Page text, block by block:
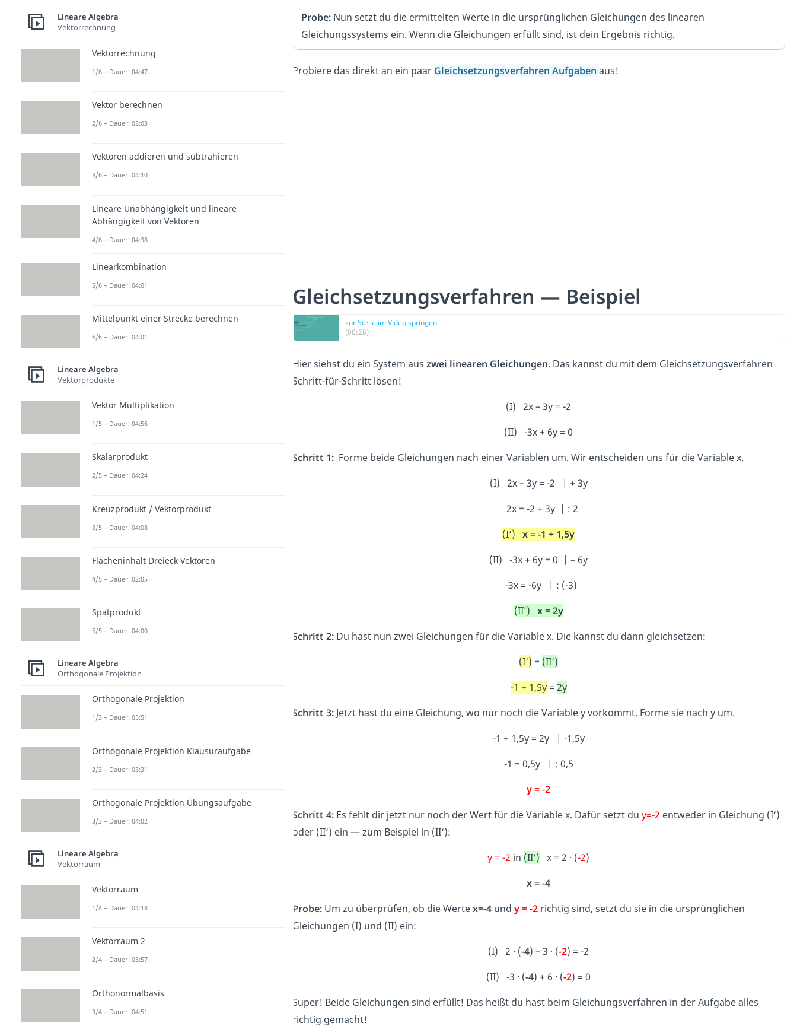
Probe: Nun setzt du die ermittelten Werte in die ursprünglichen Gleichungen des linearen
Gleichungssystems ein. Wenn die Gleichungen erfüllt sind, ist dein Ergebnis richtig.
Probiere das direkt an ein paar Gleichsetzungsverfahren Aufgaben aus!
Gleichsetzungsverfahren — Beispiel
zur Stelle im Video springen
(00:28)
Hier siehst du ein System aus zwei linearen Gleichungen. Das kannst du mit dem Gleichsetzungsverfahren
Schritt-für-Schritt lösen!
(I) 2x – 3y = -2
(II) -3x + 6y = 0
Schritt 1:Forme beide Gleichungen nach einer Variablen um. Wir entscheiden uns für die Variable x.
(I) 2x – 3y = -2 | + 3y
2x = -2 + 3y | : 2
(I‘)x = -1 + 1,5y
(II) -3x + 6y = 0 | – 6y
-3x = -6y | : (-3)
(II‘) x = 2y
Schritt 2:Du hast nun zwei Gleichungen für die Variable x. Die kannst du dann gleichsetzen:
(I‘) = (II‘)
-1 + 1,5y= 2y
Schritt 3:Jetzt hast du eine Gleichung, wo nur noch die Variable y vorkommt. Forme sie nach y um.
-1 + 1,5y = 2y | -1,5y
-1 = 0,5y | : 0,5
y = -2
Schritt 4:Es fehlt dir jetzt nur noch der Wert für die Variable x. Dafür setzt du y=-2 entweder in Gleichung (I‘)
oder (II‘) ein — zum Beispiel in (II‘):
y = -2 in (II‘) x = 2 · (-2)
x = -4
Probe:Um zu überprüfen, ob die Wertex=-4und y = -2richtig sind, setzt du sie in die ursprünglichen
Gleichungen (I) und (II) ein:
(I) 2 · (-4) – 3 · (-2) = -2
(II) -3 · (-4) + 6 · (-2) = 0
Super! Beide Gleichungen sind erfüllt! Das heißt du hast beim Gleichungsverfahren in der Aufgabe alles
richtig gemacht!
Lineare Algebra
Vektorrechnung
Vektorrechnung
1/6 – Dauer: 04:47
Vektor berechnen
2/6 – Dauer: 03:03
Vektoren addieren und subtrahieren
3/6 – Dauer: 04:10
Lineare Unabhängigkeit und lineare
Abhängigkeit von Vektoren
4/6 – Dauer: 04:38
Linearkombination
5/6 – Dauer: 04:01
Mittelpunkt einer Strecke berechnen
6/6 – Dauer: 04:01
Lineare Algebra
Vektorprodukte
Vektor Multiplikation
1/5 – Dauer: 04:56
Skalarprodukt
2/5 – Dauer: 04:24
Kreuzprodukt / Vektorprodukt
3/5 – Dauer: 04:08
Flächeninhalt Dreieck Vektoren
4/5 – Dauer: 02:05
Spatprodukt
5/5 – Dauer: 04:00
Lineare Algebra
Orthogonale Projektion
Orthogonale Projektion
1/3 – Dauer: 05:51
Orthogonale Projektion Klausuraufgabe
2/3 – Dauer: 03:31
Orthogonale Projektion Übungsaufgabe
3/3 – Dauer: 04:02
Lineare Algebra
Vektorraum
Vektorraum
1/4 – Dauer: 04:18
Vektorraum 2
2/4 – Dauer: 05:57
Orthonormalbasis
3/4 – Dauer: 04:51